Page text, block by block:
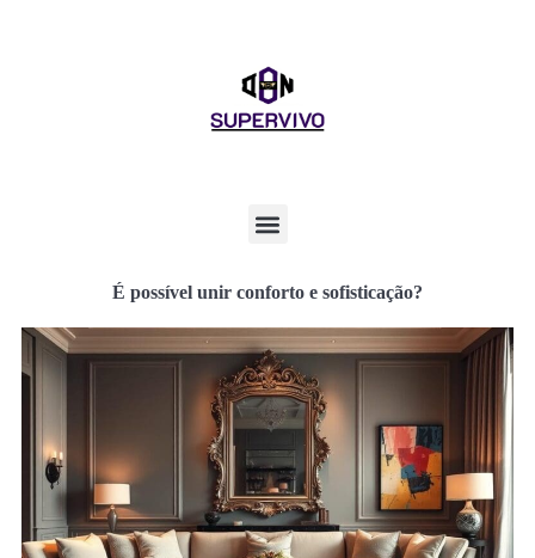
É possível unir conforto e sofisticação?